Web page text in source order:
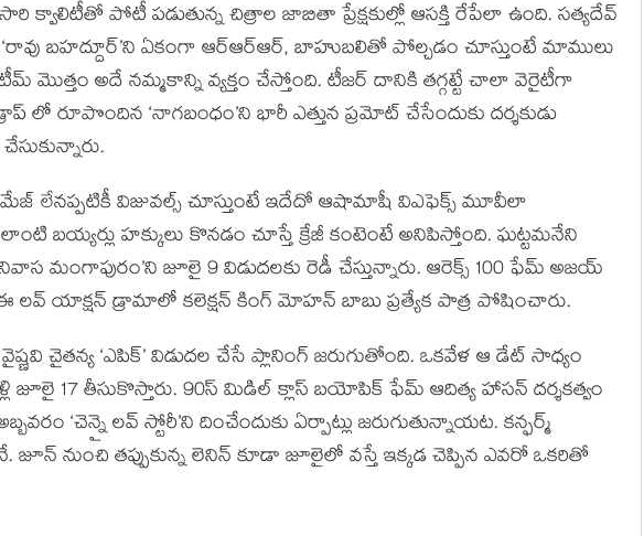
క్వాలిటీతో పోటీ పడుతున్న చిత్రాల జాబితా ప్రేక్షకుల్లో ఆసక్తి రేపేలా ఉంది. సత్యదేవ్
బహద్దూర్’ని ఏకంగా ఆర్ఆర్ఆర్, బాహుబలితో పోల్చడం చూస్తుంటే మాములు
మొత్తం అదే నమ్మకాన్ని వ్యక్తం చేస్తోంది. టీజర్ దానికి తగ్గట్టే చాలా వెరైటీగా
లో రూపొందిన ‘నాగబంధం’ని భారీ ఎత్తున ప్రమోట్ చేసేందుకు దర్శకుడు
లేనప్పటికీ విజువల్స్ చూస్తుంటే ఇదేదో ఆషామాషీ విఎఫెక్స్ మూవీలా
బయ్యర్లు హక్కులు కొనడం చూస్తే క్రేజీ కంటెంటే అనిపిస్తోంది. ఘట్టమనేని
మంగాపురం’ని జూలై 9 విడుదలకు రెడీ చేస్తున్నారు. ఆరెక్స్ 100 ఫేమ్ అజయ్
లవ్ యాక్షన్ డ్రామాలో కలెక్షన్ కింగ్ మోహన్ బాబు ప్రత్యేక పాత్ర పోషించారు.
చైతన్య ‘ఎపిక్’ విడుదల చేసే ప్లానింగ్ జరుగుతోంది. ఒకవేళ ఆ డేట్ సాధ్యం
జూలై 17 తీసుకొస్తారు. 90స్ మిడిల్ క్లాస్ బయోపిక్ ఫేమ్ ఆదిత్య హాసన్ దర్శకత్వం
‘చెన్నై లవ్ స్టోరీ’ని దించేందుకు ఏర్పాట్లు జరుగుతున్నాయట. కన్ఫర్మ్
నుంచి తప్పుకున్న లెనిన్ కూడా జూలైలో వస్తే ఇక్కడ చెప్పిన ఎవరో ఒకరితో